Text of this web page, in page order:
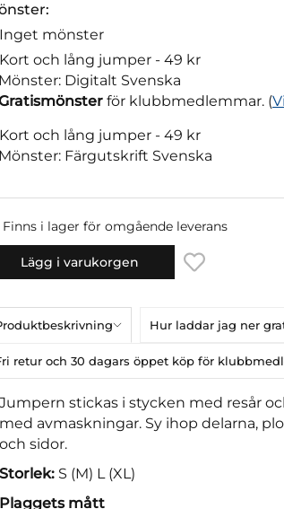
Inget mönster
Kort och lång jumper - 49 kr
Mönster: Digitalt Svenska
för klubbmedlemmar. (
Kort och lång jumper - 49 kr
Mönster: Färgutskrift Svenska
Finns i lager för omgående leverans
Lägg i varukorgen
Hur laddar jag ner
retur och 30 dagars öppet köp för
Jumpern stickas i stycken med resår
med avmaskningar. Sy ihop delarna,
och sidor.
Storlek: S (M) L (XL)
Plaggets mått